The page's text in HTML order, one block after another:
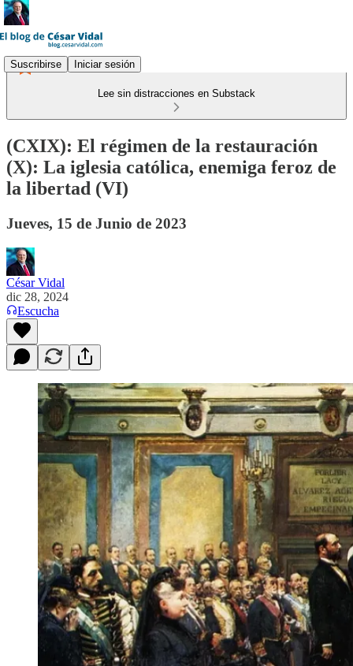
Suscribirse Iniciar sesión
Lee sin distracciones en Substack
(CXIX): El régimen de la restauración
(X): La iglesia católica, enemiga feroz de
la libertad (VI)
Jueves, 15 de Junio de 2023
César Vidal
dic 28, 2024
Escucha